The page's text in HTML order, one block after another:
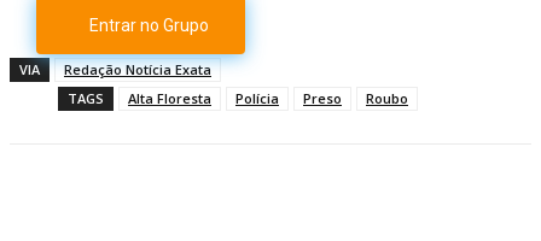
Entrar no Grupo
VIA
Redação Notícia Exata
TAGS
Alta Floresta Polícia Preso Roubo